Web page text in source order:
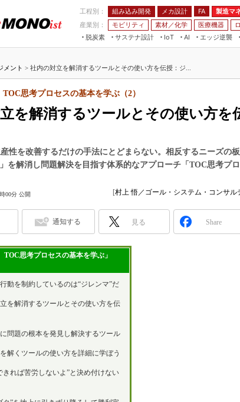
工程別： 組み込み開発 メカ設計 FA 製造マ
産業別：
モビリティ 素材／化学 医療機器
脱炭素
サステナ設計
IoT
つながる工場
つながるサービス
AI
AI×設備保全
Physical AI
エッジ逆襲
JIMTOF
IIFES
ジャパンモビリティショー
TECHNO-FRONTIER
EdgeTech+
つながるクルマ
VR／AR
フィールドサービス
組み込み画像技術
Windows Embedded
ISO26262
モビリティ
メント > 社内の対立を解消するツールとその使い方を伝授：ジ...
を解消するツールとその使い方を
思考プロセスの基本を学ぶ（2）
性を改善するだけの手法にとどまらない。相反するニーズの
を解消し問題解決を目指す体系的なアプローチ「TOC思考プ
00分 公開 [村上 悟／ゴール・システム・コンサル
通知する 見る Share
TOC思考プロセスの基本を学ぶ」
動を制約しているのは“ジレンマ”だ
立を解消するツールとその使い方を伝
に問題の根本を発見し解決するツール
解くツールの使い方を詳細に学ぼう
きれば苦労しないよ”と決め付けない